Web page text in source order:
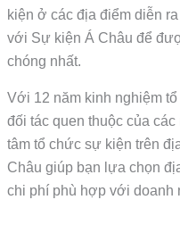
kiện ở các địa điểm diễn
với Sự kiện Á Châu để
chóng nhất.
Với 12 năm kinh nghiệm
đối tác quen thuộc của
tâm tổ chức sự kiện trên
Châu giúp bạn lựa chọn
chi phí phù hợp với doanh